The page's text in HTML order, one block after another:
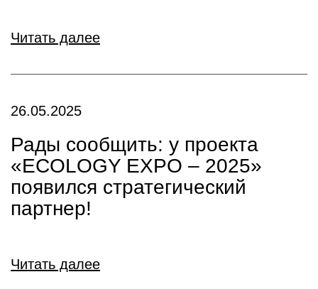
Читать далее
26.05.2025
Рады сообщить: у проекта
«ECOLOGY EXPO – 2025»
появился стратегический
партнер!
Читать далее